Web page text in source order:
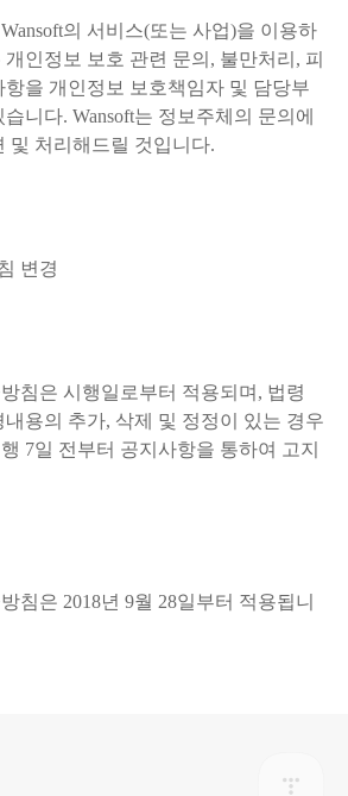
의 서비스(또는 사업)을 이용하
인정보 보호 관련 문의, 불만처리, 피
을 개인정보 보호책임자 및 담당부
니다. Wansoft는 정보주체의 문의에
및 처리해드릴 것입니다.
변경
침은 시행일로부터 적용되며, 법령
용의 추가, 삭제 및 정정이 있는 경우
7일 전부터 공지사항을 통하여 고지
침은 2018년 9월 28일부터 적용됩니